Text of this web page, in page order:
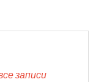
записи